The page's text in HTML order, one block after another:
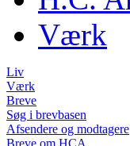
Værk
Liv
Værk
Breve
Søg i brevbasen
Afsendere og modtagere
Breve om HCA